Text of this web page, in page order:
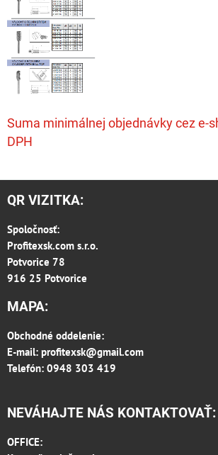
Suma minimálnej objednávky cez e-
DPH
QR VIZITKA:
Spoločnosť:
Profitexsk.com s.r.o.
Potvorice 78
916 25 Potvorice
MAPA:
Obchodné oddelenie:
E-mail: profitexsk@gmail.com
Telefón: 0948 303 419
NEVÁHAJTE NÁS KONTAKTOVAŤ:
OFFICE: